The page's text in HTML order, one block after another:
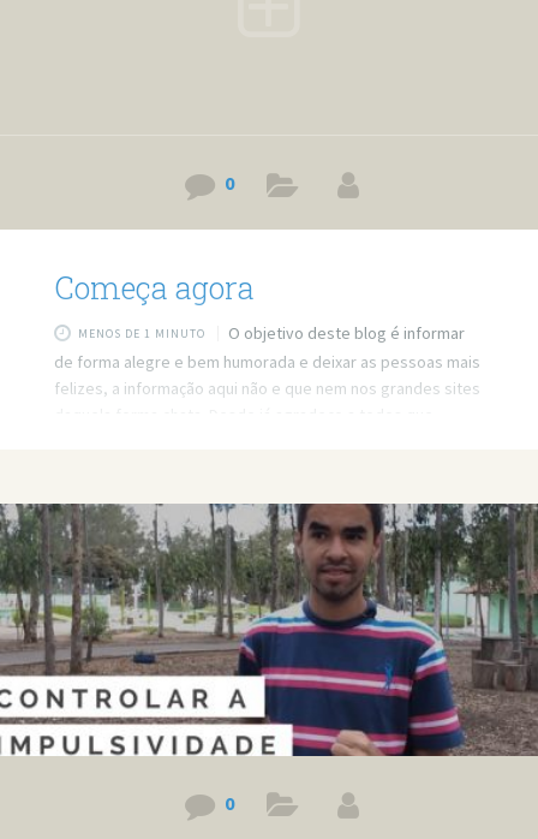
0
Começa agora
MENOS DE 1 MINUTO
O objetivo deste blog é informar
de forma alegre e bem humorada e deixar as pessoas mais
felizes, a informação aqui não e que nem nos grandes sites
0